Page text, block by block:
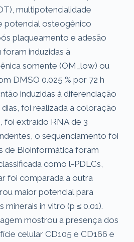
multipotencialidade
potencial osteogênico
plaqueamento e adesão
foram induzidas à
somente (OM_low) ou
DMSO 0.025 % por 72 h
induzidas à diferenciação
foi realizada a coloração
foi extraído RNA de 3
o sequenciamento foi
de Bioinformática foram
como l-PDLCs,
foi comparada a outra
maior potencial para
in vitro (p ≤ 0.01).
mostrou a presença dos
celular CD105 e CD166 e